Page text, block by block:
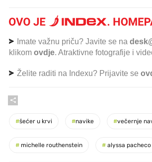
Imate važnu priču? Javite se na
klikom ovdje. Atraktivne fotografije i
Želite raditi na Indexu? Prijavite se
#šećer u krvi #navike #večernje
# michelle routhenstein # alyssa pacheco